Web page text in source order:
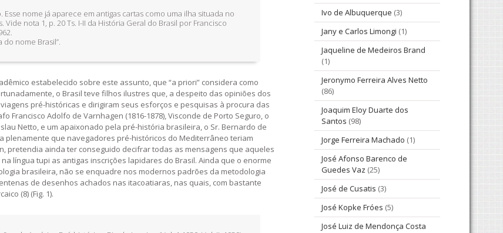
nome já aparece em antigas cartas como uma ilha situada no
nota 1, p. 20 Ts. I-II da História Geral do Brasil por Francisco
do nome Brasil”.
estabelecido sobre este assunto, que “a priori” considera como
o Brasil teve filhos ilustres que, a despeito das opiniões dos
pré-históricas e dirigiram seus esforços e pesquisas à procura das
Adolfo de Varnhagen (1816-1878), Visconde de Porto Seguro, o
Netto, e um apaixonado pela pré-história brasileira, o Sr. Bernardo de
plenamente que navegadores pré-históricos do Mediterrâneo teriam
pretendia ainda ter conseguido decifrar todas as mensagens que aqueles
língua tupi as antigas inscrições lapidares do Brasil. Ainda que o enorme
brasileira, não se enquadre nos modernos padrões da metodologia
de desenhos achados nas itacoatiaras, nas quais, com bastante
(8) (Fig. 1).
Ivo de Albuquerque (3)
Jany e Carlos Limongi (1)
Jaqueline de Medeiros Brand
(1)
Jeronymo Ferreira Alves Netto
(86)
Joaquim Eloy Duarte dos
Santos (98)
Jorge Ferreira Machado (1)
José Afonso Barenco de
Guedes Vaz (25)
José de Cusatis (3)
José Kopke Fróes (5)
José Luiz de Mendonça Costa